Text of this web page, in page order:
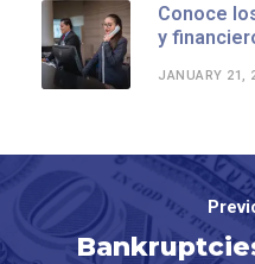
Conoce
y
JANUARY 21,